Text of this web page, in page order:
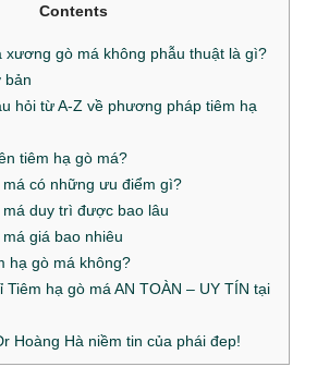
Contents
xương gò má không phẫu thuật là gì?
bản
hỏi từ A-Z về phương pháp tiêm hạ
tiêm hạ gò má?
má có những ưu điểm gì?
duy trì được bao lâu
giá bao nhiêu
hạ gò má không?
Tiêm hạ gò má AN TOÀN – UY TÍN tại
Hoàng Hà niềm tin của phái đep!